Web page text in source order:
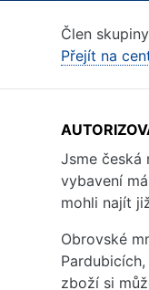
Člen skupiny
Přejít na
Jsme česká
vybavení
mohli najít
Obrovské
zboží si